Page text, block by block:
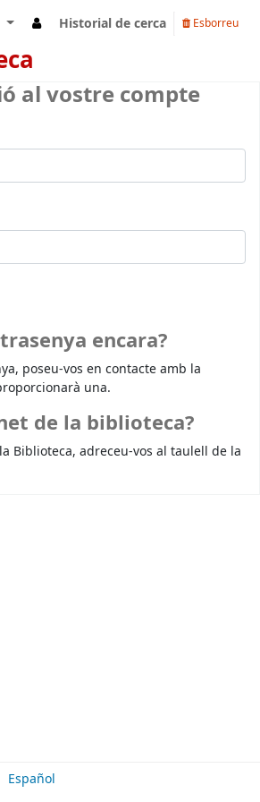
Historial de cerca Esborreu
al vostre compte
encara?
poseu-vos en contacte amb la
una.
de la biblioteca?
Biblioteca, adreceu-vos al taulell de la
Español